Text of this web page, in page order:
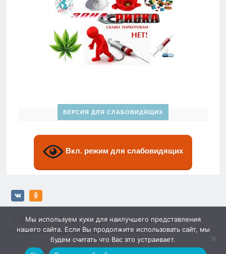
ВЕРСИЯ ДЛЯ СЛАБОВИДЯЩИХ
Вкл. режим для слабовидящих
© 2026 МБУ «Дворец спорта» им. Ю. Гагарина»
Создание и поддержка: sewwwa@gmail.com
Мы используем куки для наилучшего представления
нашего сайта. Если Вы продолжите использовать сайт, мы
будем считать что Вас это устраивает.